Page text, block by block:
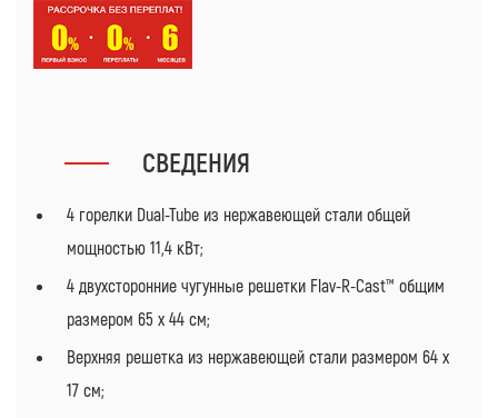
СВЕДЕНИЯ
4 горелки Dual-Tube из нержавеющей стали общей
мощностью 11,4 кВт;
4 двухсторонние чугунные решетки Flav-R-Cast™ общим
размером 65 x 44 см;
Верхняя решетка из нержавеющей стали размером 64 x
17 см;